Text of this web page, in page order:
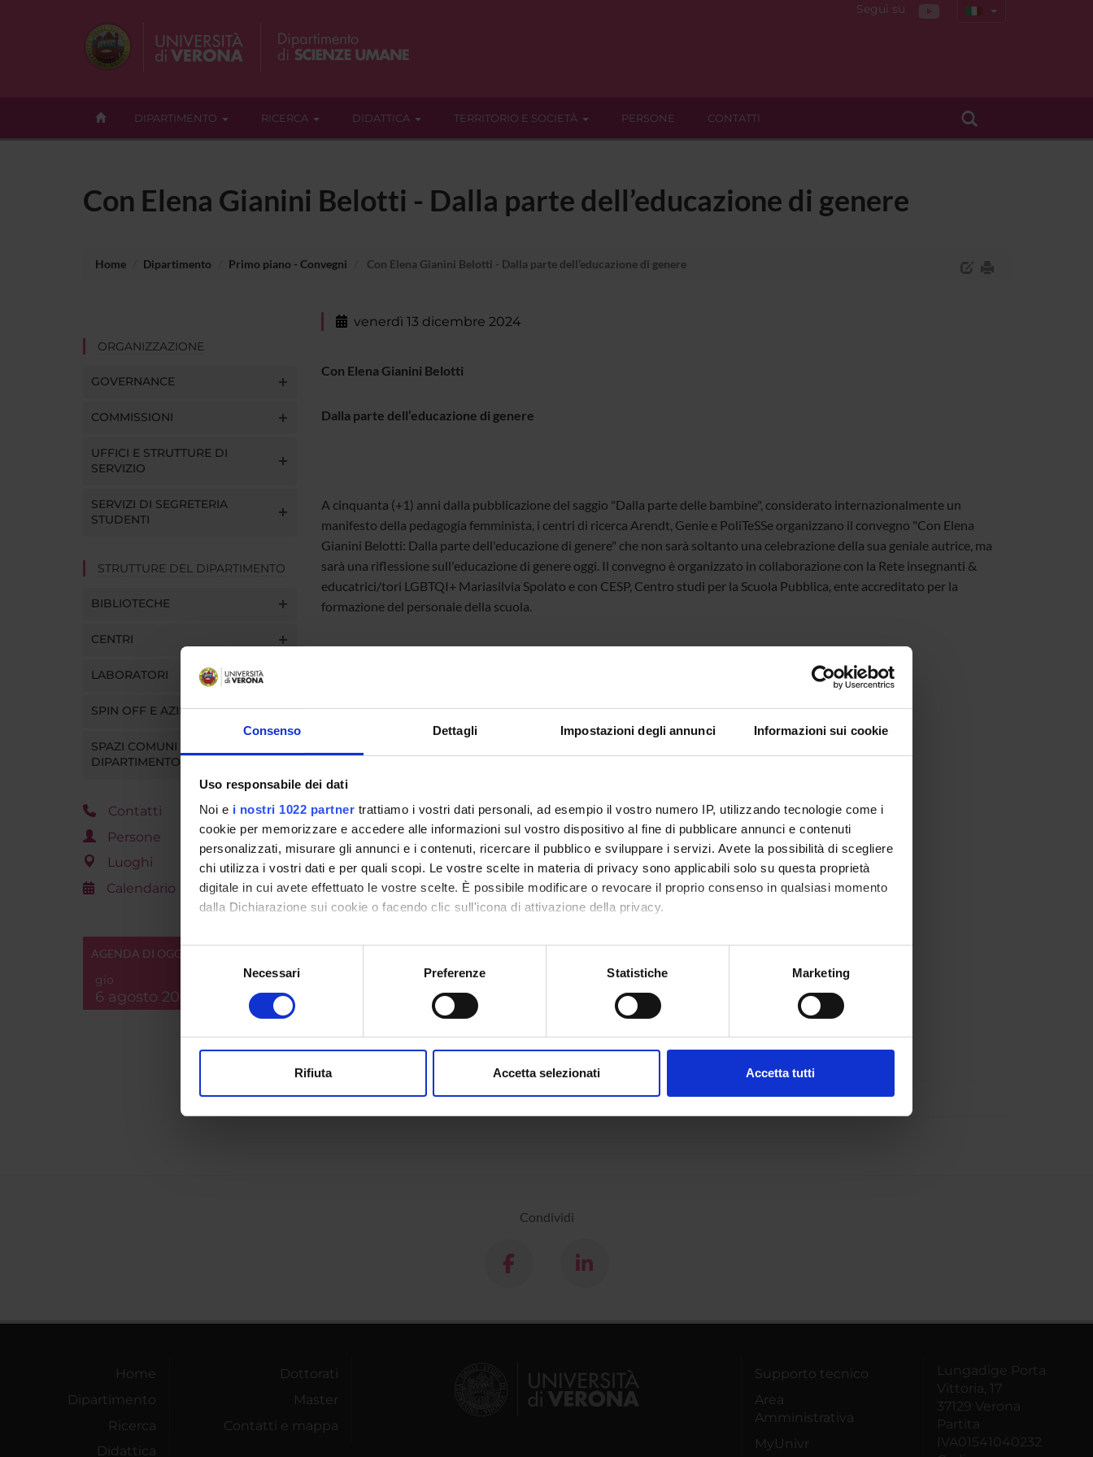
Consenso Dettagli Impostazioni degli annunci Informazioni sui cookie
Uso responsabile dei dati
Noi e i nostri 1022 partner trattiamo i vostri dati personali, ad esempio il vostro numero IP, utilizzando tecnologie come i
cookie per memorizzare e accedere alle informazioni sul vostro dispositivo al fine di pubblicare annunci e contenuti
personalizzati, misurare gli annunci e i contenuti, ricercare il pubblico e sviluppare i servizi. Avete la possibilità di scegliere
chi utilizza i vostri dati e per quali scopi. Le vostre scelte in materia di privacy sono applicabili solo su questa proprietà
digitale in cui avete effettuato le vostre scelte. È possibile modificare o revocare il proprio consenso in qualsiasi momento
dalla Dichiarazione sui cookie o facendo clic sull'icona di attivazione della privacy.
Con il tuo consenso, vorremmo anche:
raccogliere informazioni sulla tua posizione geografica, con un'approssimazione di qualche metro,
digitali).
modificare o ritirare il tuo consenso in qualsiasi momento dalla Dichiarazione sui cookie.
Selezione
Necessari Preferenze Statistiche Marketing
Rifiuta Accetta selezionati Accetta tutti
Segui su
DIPARTIMENTO RICERCA DIDATTICA TERRITORIO E SOCIETÀ PERSONE CONTATTI
Con Elena Gianini Belotti - Dalla parte dell’educazione di genere
Home Dipartimento Primo piano - Convegni Con Elena Gianini Belotti - Dalla parte dell’educazione di genere
ORGANIZZAZIONE
GOVERNANCE
COMMISSIONI
UFFICI E STRUTTURE DI
SERVIZIO
SERVIZI DI SEGRETERIA
STUDENTI
STRUTTURE DEL DIPARTIMENTO
BIBLIOTECHE
CENTRI
LABORATORI
SPIN OFF E AZIENDE
SPAZI COMUNI DEL
DIPARTIMENTO
Contatti
Persone
Luoghi
Calendario
AGENDA DI OGGI
gio
6 agosto 2026
venerdì 13 dicembre 2024
Con Elena Gianini Belotti
Dalla parte dell’educazione di genere
A cinquanta (+1) anni dalla pubblicazione del saggio "Dalla parte delle bambine", considerato internazionalmente un
manifesto della pedagogia femminista, i centri di ricerca Arendt, Genie e PoliTeSSe organizzano il convegno "Con Elena
Gianini Belotti: Dalla parte dell'educazione di genere" che non sarà soltanto una celebrazione della sua geniale autrice, ma
sarà una riflessione sull'educazione di genere oggi. Il convegno è organizzato in collaborazione con la Rete insegnanti &
educatrici/tori LGBTQI+ Mariasilvia Spolato e con CESP, Centro studi per la Scuola Pubblica, ente accreditato per la
formazione del personale della scuola.
ALLEGATI
PROGRAMMA (pdf, it, 669 KB, 25/11/24)
Dipartimento Scienze Umane
Condividi
Home
Dipartimento
Ricerca
Didattica
Dottorati
Master
Contatti e mappa
Supporto tecnico
Area
Amministrativa
MyUnivr
Lungadige Porta
Vittoria, 17
37129 Verona
Partita
IVA01541040232